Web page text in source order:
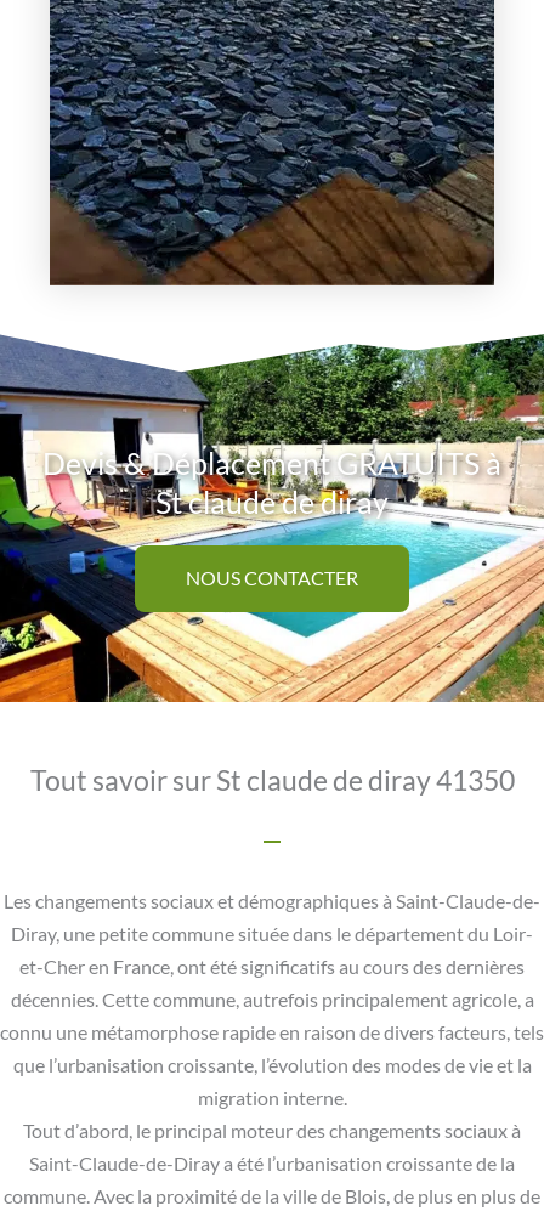
Devis & Déplacement GRATUITS à
St claude de diray
NOUS CONTACTER
Tout savoir sur St claude de diray 41350
Les changements sociaux et démographiques à Saint-Claude-de-
Diray, une petite commune située dans le département du Loir-
et-Cher en France, ont été significatifs au cours des dernières
décennies. Cette commune, autrefois principalement agricole, a
connu une métamorphose rapide en raison de divers facteurs, tels
que l’urbanisation croissante, l’évolution des modes de vie et la
migration interne.
Tout d’abord, le principal moteur des changements sociaux à
Saint-Claude-de-Diray a été l’urbanisation croissante de la
commune. Avec la proximité de la ville de Blois, de plus en plus de